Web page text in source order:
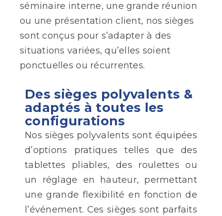
séminaire interne, une grande réunion
ou une présentation client, nos sièges
sont conçus pour s’adapter à des
situations variées, qu’elles soient
ponctuelles ou récurrentes.
Des sièges polyvalents &
adaptés à toutes les
configurations
Nos sièges polyvalents sont équipées
d’options pratiques telles que des
tablettes pliables, des roulettes ou
un réglage en hauteur, permettant
une grande flexibilité en fonction de
l’événement. Ces sièges sont parfaits